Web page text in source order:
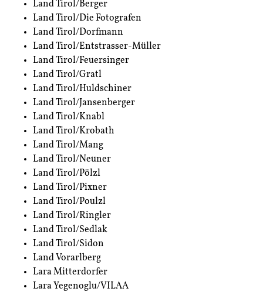
Land Tirol/Berger
Land Tirol/Die Fotografen
Land Tirol/Dorfmann
Land Tirol/Entstrasser-Müller
Land Tirol/Feuersinger
Land Tirol/Gratl
Land Tirol/Huldschiner
Land Tirol/Jansenberger
Land Tirol/Knabl
Land Tirol/Krobath
Land Tirol/Mang
Land Tirol/Neuner
Land Tirol/Pölzl
Land Tirol/Pixner
Land Tirol/Poulzl
Land Tirol/Ringler
Land Tirol/Sedlak
Land Tirol/Sidon
Land Vorarlberg
Lara Mitterdorfer
Lara Yegenoglu/VILAA